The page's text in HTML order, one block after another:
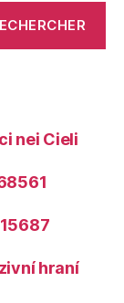
nei Cieli
hraní